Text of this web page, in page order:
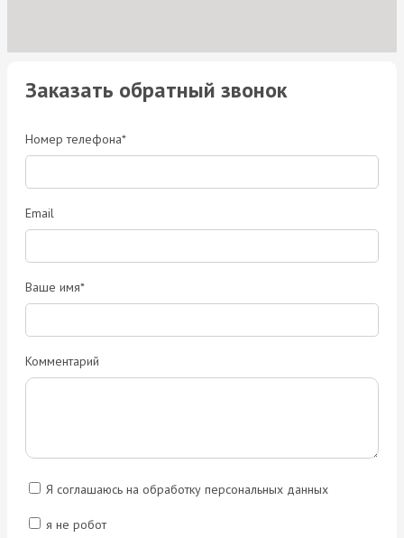
Заказать обратный звонок
Номер телефона*
Email
Ваше имя*
Комментарий
Я соглашаюсь на обработку персональных данных
я не робот